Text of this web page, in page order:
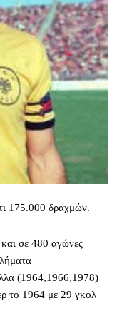
175.000 δραχμών.
σε 480 αγώνες
(1964,1966,1978)
το 1964 με 29 γκολ